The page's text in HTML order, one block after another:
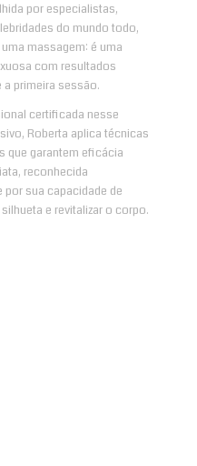
por especialistas,
do mundo todo,
massagem: é uma
com resultados
a primeira sessão.
certificada nesse
Roberta aplica técnicas
que garantem eficácia
reconhecida
por sua capacidade de
e revitalizar o corpo.